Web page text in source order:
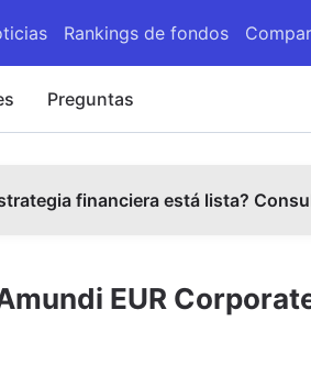
Rankings de fondos
Preguntas
financiera está lista?
EUR